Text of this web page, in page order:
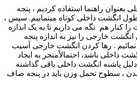
بعنوان راهنما استفاده کردیم ، پنجه
انگشت داخلی کوتاه مینماییم. سپس ،
کنار هم نگه می داریم تا به یک اندازه
خارجی را نیز به اندازه پنجه
. رها کردن انگشت خارجی آسیب
داخلی باشد، احتمالاًمنجر به ایجاد
پاشنه انگشت داخلی باقی گذاشته
، سطوح تحمل وزن باید در پنجه صاف